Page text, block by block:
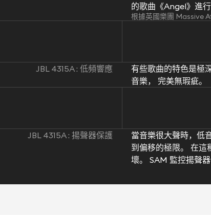
的歌曲《Angel》進
根據英國樂團 Massive
JBL 4315A : 低頻響應
有些歌曲的特色是極
音樂， 完美無瑕疵。
JBL 4315A : 揚聲器保護
當音樂很大聲時，低
到偏移的極限。 在這
壞。 SAM 監控揚聲